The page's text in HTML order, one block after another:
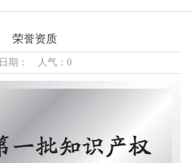
荣誉资质
日期： 人气：0